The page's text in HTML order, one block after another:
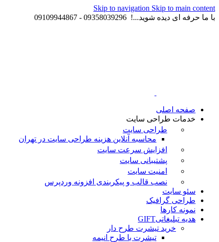
Skip to navigation Skip to main content
با ما حرفه ای دیده شوید...! 09358039296 - 09109944867
صفحه اصلی
خدمات طراحی سایت
طراحی سایت
محاسبه آنلاین هزینه طراحی سایت در تهران
افزایش سرعت سایت
پشتیبانی سایت
امنیت سایت
نصب قالب و پیکربندی افزونه وردپرس
سئو سایت
طراحی گرافیک
نمونه کارها
هدیه تبلیغاتیGIFT
خرید تیشرت طرح دار
تیشرت با طرح انیمه